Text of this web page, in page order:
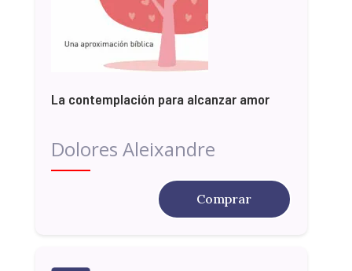
La contemplación para alcanzar amor
Dolores Aleixandre
Comprar